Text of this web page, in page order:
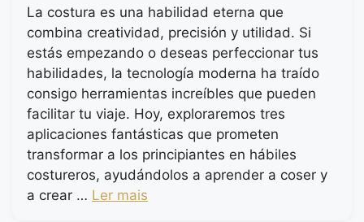
La costura es una habilidad eterna que
combina creatividad, precisión y utilidad. Si
estás empezando o deseas perfeccionar tus
habilidades, la tecnología moderna ha traído
consigo herramientas increíbles que pueden
facilitar tu viaje. Hoy, exploraremos tres
aplicaciones fantásticas que prometen
transformar a los principiantes en hábiles
costureros, ayudándolos a aprender a coser y
a crear … Ler mais